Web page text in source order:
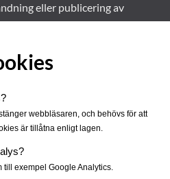
eller publicering av
?
webbläsaren, och behövs för att
är tillåtna enligt lagen.
?
exempel Google Analytics.